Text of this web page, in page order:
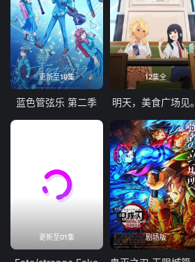
更新至19集
蓝色管弦乐 第二季
12集全
明天，美食广场见。
更新至01集 剧场版